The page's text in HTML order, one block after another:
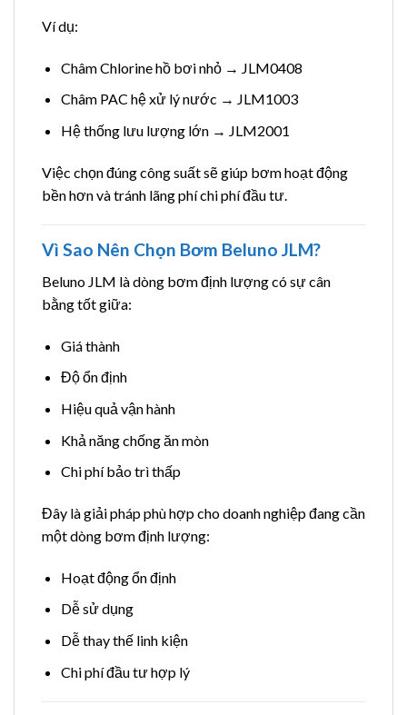
Ví dụ:
Châm Chlorine hồ bơi nhỏ → JLM0408
Châm PAC hệ xử lý nước → JLM1003
Hệ thống lưu lượng lớn → JLM2001
Việc chọn đúng công suất sẽ giúp bơm hoạt động
bền hơn và tránh lãng phí chi phí đầu tư.
Vì Sao Nên Chọn Bơm Beluno JLM?
Beluno JLM là dòng bơm định lượng có sự cân
bằng tốt giữa:
Giá thành
Độ ổn định
Hiệu quả vận hành
Khả năng chống ăn mòn
Chi phí bảo trì thấp
Đây là giải pháp phù hợp cho doanh nghiệp đang cần
một dòng bơm định lượng:
Hoạt động ổn định
Dễ sử dụng
Dễ thay thế linh kiện
Chi phí đầu tư hợp lý